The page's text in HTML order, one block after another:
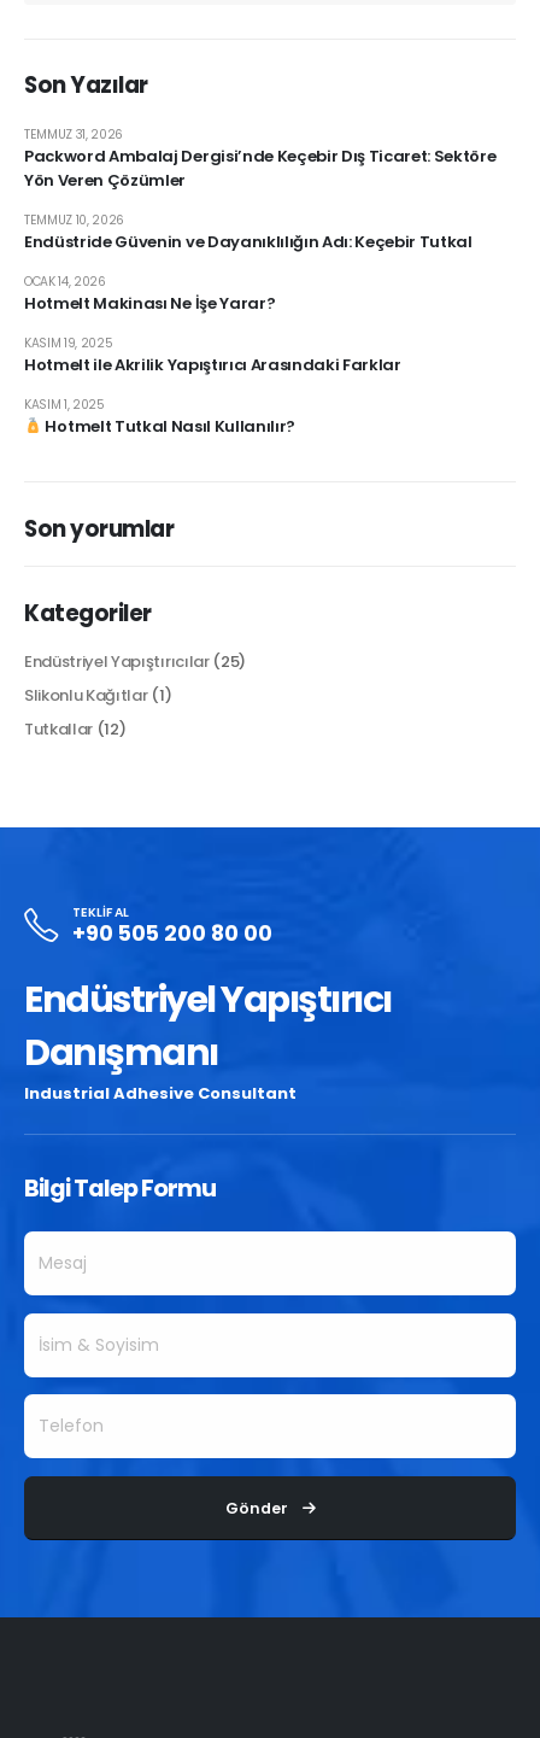
Son Yazılar
Packword Ambalaj Dergisi’nde Keçebir Dış Ticaret: Sektöre
Yön Veren Çözümler
TEMMUZ 31, 2026
Endüstride Güvenin ve Dayanıklılığın Adı: Keçebir Tutkal
TEMMUZ 10, 2026
Hotmelt Makinası Ne İşe Yarar?
OCAK 14, 2026
Hotmelt ile Akrilik Yapıştırıcı Arasındaki Farklar
KASIM 19, 2025
Hotmelt Tutkal Nasıl Kullanılır?
KASIM 1, 2025
Son yorumlar
Kategoriler
Endüstriyel Yapıştırıcılar(25)
Slikonlu Kağıtlar(1)
Tutkallar (12)
TEKLIF AL
+90 505 200 80 00
Endüstriyel Yapıştırıcı
Danışmanı
Industrial Adhesive Consultant
Bilgi Talep Formu
Gönder